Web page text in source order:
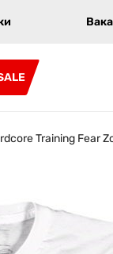
Training Fear